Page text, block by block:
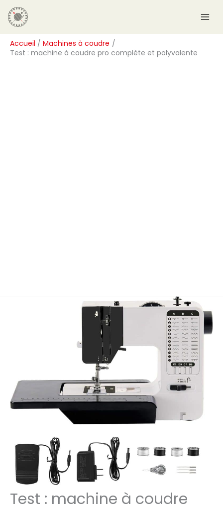
Aller
au
contenu
Accueil
Machines à coudre
Test : machine à coudre pro complète et polyvalente
Test : machine à coudre
R
e
c
h